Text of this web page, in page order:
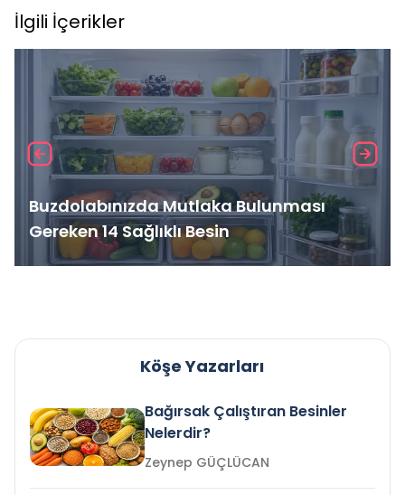
İlgili İçerikler
Buzdolabınızda Mutlaka Bulunması
Gereken 14 Sağlıklı Besin
Köşe Yazarları
Bağırsak Çalıştıran Besinler
Nelerdir?
Zeynep GÜÇLÜCAN